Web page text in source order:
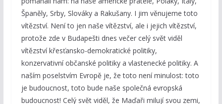
Španěly, Srby, Slováky a Rakušany. I jim věnujeme toto
vítězství. Není to jen naše vítězství, ale i jejich vítězství,
protože zde v Budapešti dnes večer celý svět viděl
vítězství křesťansko-demokratické politiky,
konzervativní občanské politiky a vlastenecké politiky. A
naším poselstvím Evropě je, že toto není minulost: toto
je budoucnost, toto bude naše společná evropská
budoucnost! Celý svět viděl, že Maďaři milují svou zemi,